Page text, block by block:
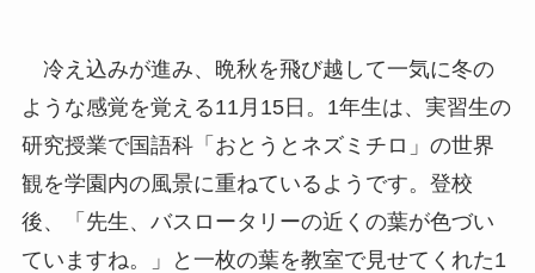
冷え込みが進み、晩秋を飛び越して一気に冬の
ような感覚を覚える11月15日。1年生は、実習生の
研究授業で国語科「おとうとネズミチロ」の世界
観を学園内の風景に重ねているようです。登校
後、「先生、バスロータリーの近くの葉が色づい
ていますね。」と一枚の葉を教室で見せてくれた1